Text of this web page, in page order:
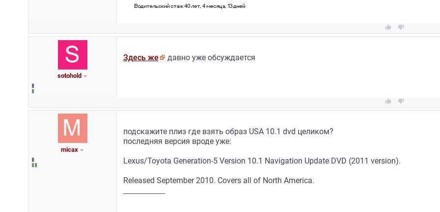
 
sotohold
Здесь же давно уже обсуждается
 
micax
подскажите плиз где взять образ USA 10.1 dvd целиком?
последняя версия вроде уже:
Lexus/Toyota Generation-5 Version 10.1 Navigation Update DVD (2011 version).
Released September 2010. Covers all of North America.